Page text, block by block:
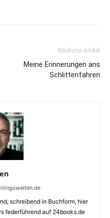
Nächster Artikel
Meine Erinnerungen ans
Schlittenfahren
schreibend in Buchform, hier
federführend auf 24books.de